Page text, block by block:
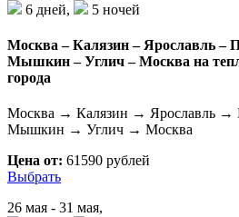
6 дней,
5 ночей
Москва – Калязин – Ярославль –
Мышкин – Углич – Москва на
города
Москва → Калязин → Ярославль →
Мышкин → Углич → Москва
Цена от: 61590 рублей
Выбрать
26 мая - 31 мая,